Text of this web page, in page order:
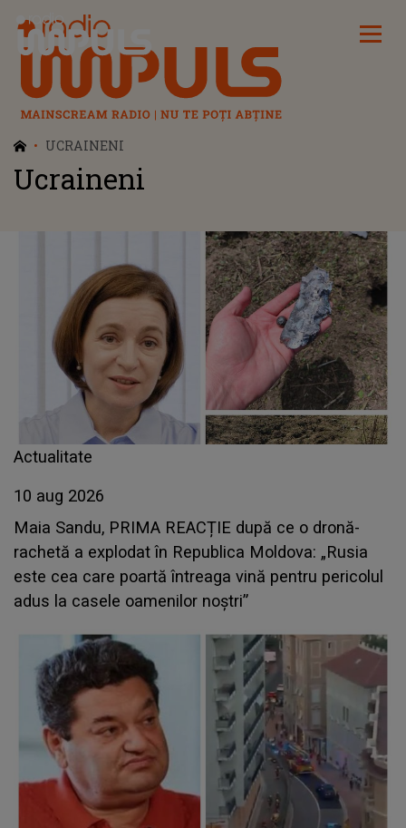
Radio Impuls
UCRAINENI
Ucraineni
Actualitate
10 aug 2026
Maia Sandu, PRIMA REACȚIE după ce o dronă-
rachetă a explodat în Republica Moldova: „Rusia
este cea care poartă întreaga vină pentru pericolul
adus la casele oamenilor noștri”